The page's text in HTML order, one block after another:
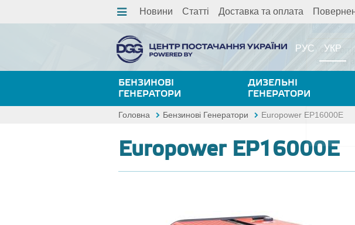
Новини Статті Доставка та оплата
РУС УКР
БЕНЗИНОВІ
ГЕНЕРАТОРИ
ДИЗЕЛЬНІ
ГЕНЕРАТОРИ
Головна Бензинові Генератори Europower EP16000E
Europower EP16000E